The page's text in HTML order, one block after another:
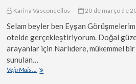
Karina Vasconcellos 20 de março de
Selam beyler ben Eyşan
otelde gerçekleştiriyorum. Doğal
arayanlar için Narlıdere, mükemmel
sunulan…
Veja Mais ...